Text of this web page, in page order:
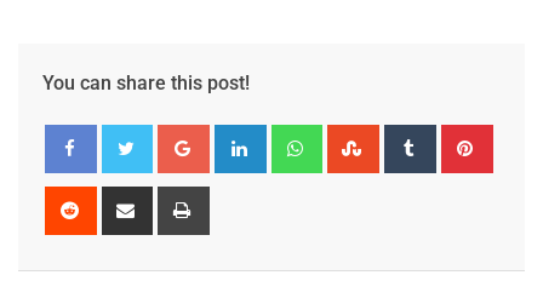
You can share this post!
Google+ LinkedIn WhatsappStumbleUpon
Tumblr
Reddit
Share